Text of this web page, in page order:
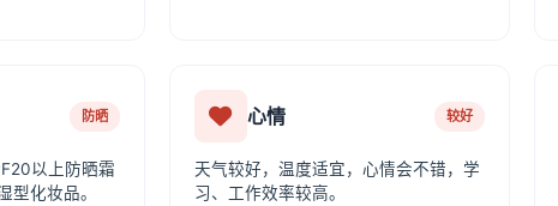
防晒
以上防晒霜
型化妆品。
心情 较好
天气较好，温度适宜，心情会不错，学
习、工作效率较高。